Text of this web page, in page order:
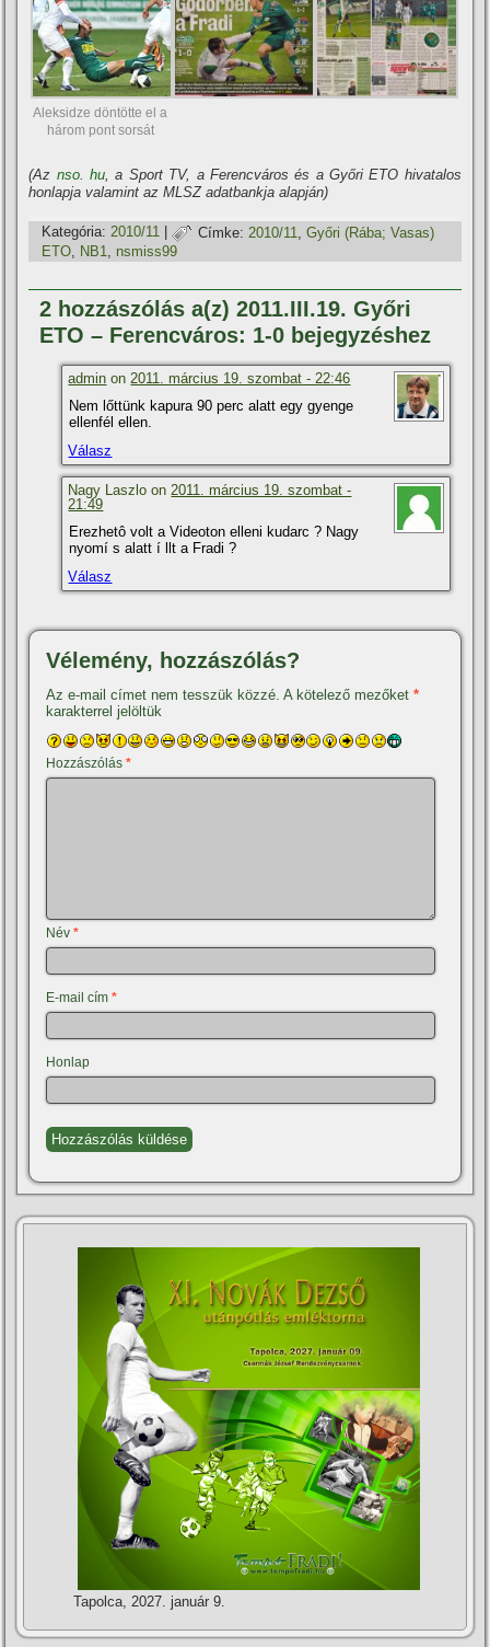
Aleksidze döntötte el a
három pont sorsát
(Az nso. hu, a Sport TV, a Ferencváros és a Győri ETO hivatalos
honlapja valamint az MLSZ adatbankja alapján)
Kategória: 2010/11 | Címke: 2010/11 ,Győri (Rába; Vasas)
ETO, NB1, nsmiss99
2 hozzászólás a(z) 2011.III.19. Győri
ETO – Ferencváros: 1-0 bejegyzéshez
admin on2011. március 19. szombat - 22:46
Nem lőttünk kapura 90 perc alatt egy gyenge
ellenfél ellen.
Válasz
Nagy Laszlo on2011. március 19. szombat -
21:49
Erezhetô volt a Videoton elleni kudarc ? Nagy
nyomí s alatt í llt a Fradi ?
Válasz
Vélemény, hozzászólás?
Az e-mail címet nem tesszük közzé. A kötelező mezőket*
karakterrel jelöltük
Hozzászólás*
Név*
E-mail cím*
Honlap
Tapolca, 2027. január 9.